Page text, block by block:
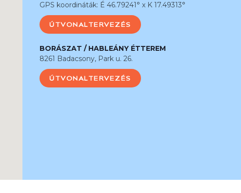
GPS koordináták: É 46.79241° x K 17.49313°
ÚTVONALTERVEZÉS
BORÁSZAT / HABLEÁNY ÉTTEREM
8261 Badacsony, Park u. 26.
ÚTVONALTERVEZÉS